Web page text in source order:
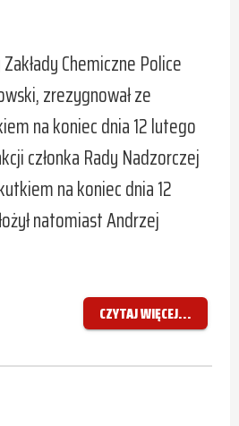
Chemiczne Police
zrezygnował ze
na koniec dnia 12 lutego
członka Rady Nadzorczej
na koniec dnia 12
natomiast Andrzej
CZYTAJ WIĘCEJ...